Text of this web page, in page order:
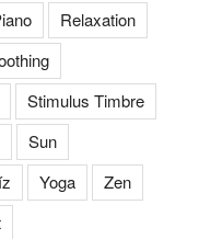
Relaxation
Stimulus Timbre
Sun
Yoga
Zen